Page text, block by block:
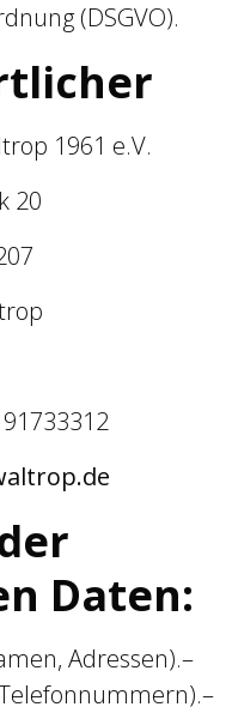
(DSGVO).
1961 e.V.
20
Daten:
Adressen).–